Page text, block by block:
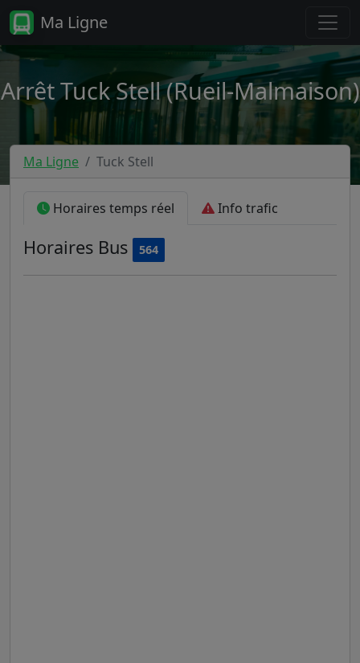
Ma Ligne
Arrêt Tuck Stell (Rueil-Malmaison)
Ma Ligne Tuck Stell
Horaires temps réel Info trafic
Horaires Bus 564